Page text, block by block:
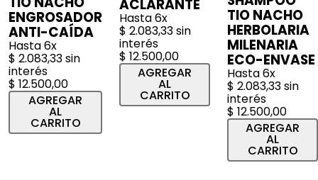
ENGROSADOR
ANTI-CAÍDA
Hasta6x
$ 2.083,33sin
interés
$ 12.500,00
AGREGAR
AL
CARRITO
ACLARANTE
Hasta6x
$ 2.083,33sin
interés
$ 12.500,00
AGREGAR
AL
CARRITO
TIO NACHO
HERBOLARIA
MILENARIA
ECO-ENVASE
Hasta6x
$ 2.083,33sin
interés
$ 12.500,00
AGREGAR
AL
CARRITO